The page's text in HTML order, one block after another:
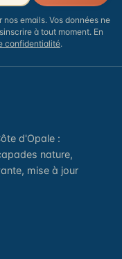
emails. Vos données ne
à tout moment. En
confidentialité.
d'Opale :
nature,
mise à jour